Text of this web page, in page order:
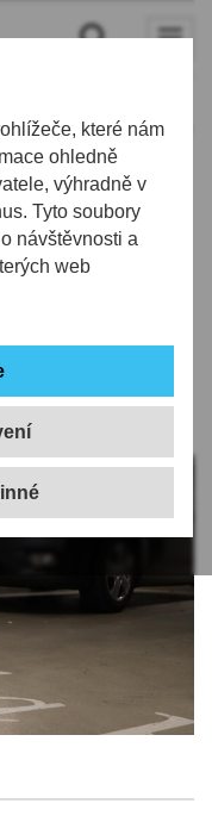
které nám
ohledně
výhradně v
Tyto soubory
návštěvnosti a
web
knihovny
září 2025
garáže
v Liberci
15. až 30. 9. 2025.